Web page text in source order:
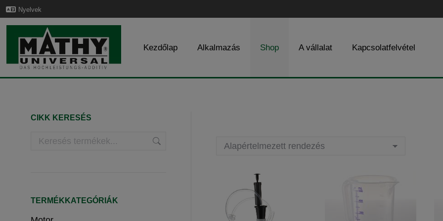
Nyelvek
Kezdőlap Alkalmazás Shop A vállalat Kapcsolatfelvétel
CIKK KERESÉS
TERMÉKKATEGÓRIÁK